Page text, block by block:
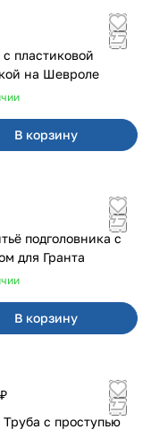
пластиковой
на Шевроле
В корзину
подголовника с
каркасом для Гранта
В корзину
с проступью